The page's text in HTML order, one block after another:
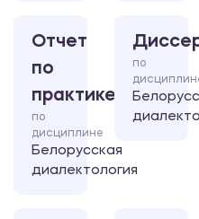
Отчет
по
практике
по
дисциплине
Белорусская
диалектология
по